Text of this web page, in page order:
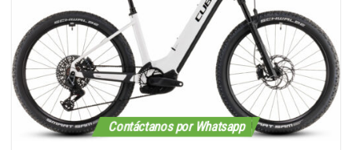
Contáctanos por Whatsapp